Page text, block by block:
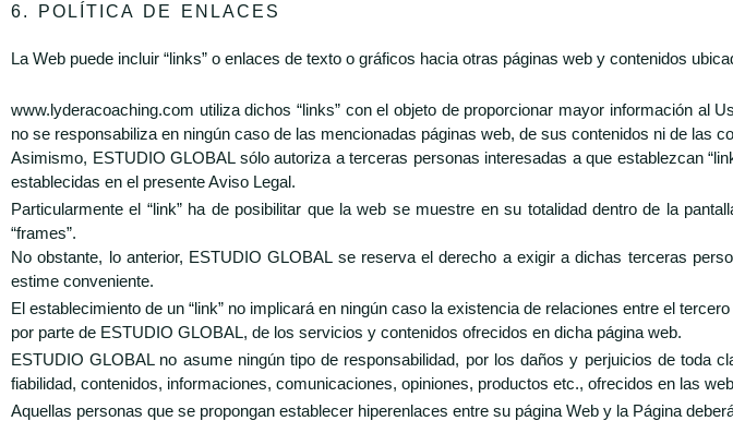
6. POLÍTICA DE ENLACES
La Web puede incluir “links” o enlaces de texto o gráficos hacia otras páginas web y contenidos
www.lyderacoaching.com utiliza dichos “links” con el objeto de proporcionar mayor información al
no se responsabiliza en ningún caso de las mencionadas páginas web, de sus contenidos ni de las
Asimismo, ESTUDIO GLOBAL sólo autoriza a terceras personas interesadas a que establezcan
establecidas en el presente Aviso Legal.
Particularmente el “link” ha de posibilitar que la web se muestre en su totalidad dentro de la
“frames”.
No obstante, lo anterior, ESTUDIO GLOBAL se reserva el derecho a exigir a dichas terceras
estime conveniente.
El establecimiento de un “link” no implicará en ningún caso la existencia de relaciones entre el
por parte de ESTUDIO GLOBAL, de los servicios y contenidos ofrecidos en dicha página web.
ESTUDIO GLOBAL no asume ningún tipo de responsabilidad, por los daños y perjuicios de toda
fiabilidad, contenidos, informaciones, comunicaciones, opiniones, productos etc., ofrecidos en las
Aquellas personas que se propongan establecer hiperenlaces entre su página Web y la Página